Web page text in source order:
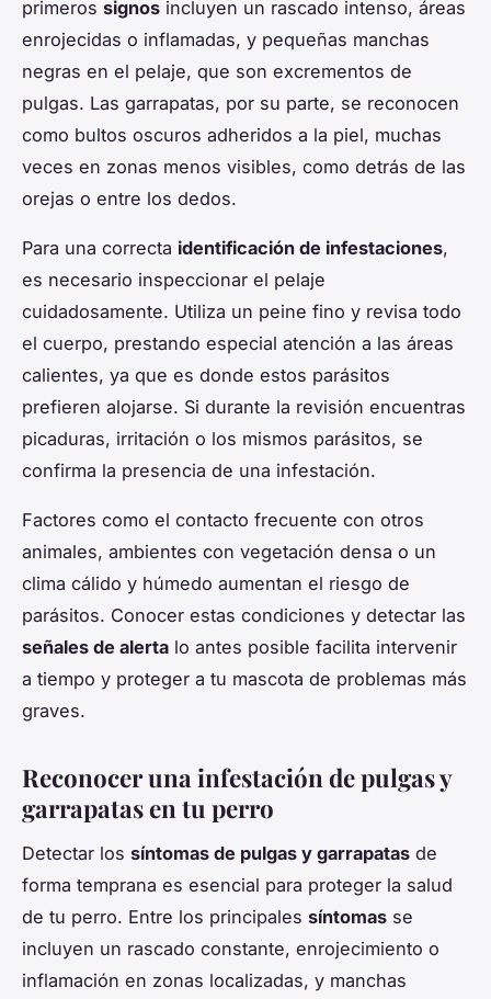
primeros signos incluyen un rascado intenso, áreas
enrojecidas o inflamadas, y pequeñas manchas
negras en el pelaje, que son excrementos de
pulgas. Las garrapatas, por su parte, se reconocen
como bultos oscuros adheridos a la piel, muchas
veces en zonas menos visibles, como detrás de las
orejas o entre los dedos.
Para una correcta identificación de infestaciones,
es necesario inspeccionar el pelaje
cuidadosamente. Utiliza un peine fino y revisa todo
el cuerpo, prestando especial atención a las áreas
calientes, ya que es donde estos parásitos
prefieren alojarse. Si durante la revisión encuentras
picaduras, irritación o los mismos parásitos, se
confirma la presencia de una infestación.
Factores como el contacto frecuente con otros
animales, ambientes con vegetación densa o un
clima cálido y húmedo aumentan el riesgo de
parásitos. Conocer estas condiciones y detectar las
señales de alerta lo antes posible facilita intervenir
a tiempo y proteger a tu mascota de problemas más
graves.
Reconocer una infestación de pulgas y
garrapatas en tu perro
Detectar los síntomas de pulgas y garrapatas de
forma temprana es esencial para proteger la salud
de tu perro. Entre los principales síntomas se
incluyen un rascado constante, enrojecimiento o
inflamación en zonas localizadas, y manchas